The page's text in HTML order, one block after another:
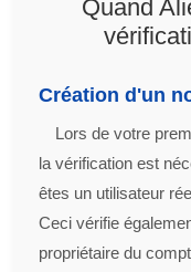
Quand
Création d'un
Lors de votre
la vérification est
êtes un utilisateur
Ceci vérifie
propriétaire du